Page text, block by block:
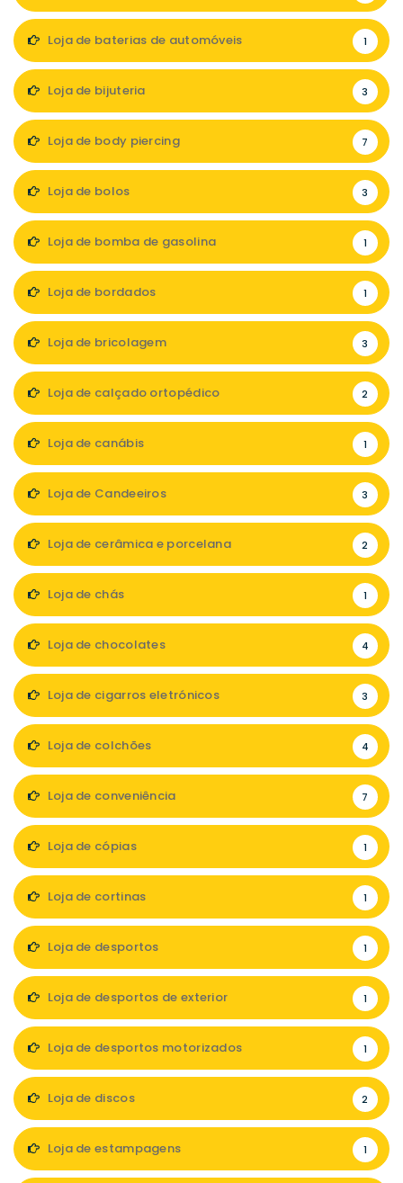
Loja de baterias de automóveis 1
Loja de bijuteria 3
Loja de body piercing 7
Loja de bolos 3
Loja de bomba de gasolina 1
Loja de bordados 1
Loja de bricolagem 3
Loja de calçado ortopédico 2
Loja de canábis 1
Loja de Candeeiros 3
Loja de cerâmica e porcelana 2
Loja de chás 1
Loja de chocolates 4
Loja de cigarros eletrónicos 3
Loja de colchões 4
Loja de conveniência 7
Loja de cópias 1
Loja de cortinas 1
Loja de desportos 1
Loja de desportos de exterior 1
Loja de desportos motorizados 1
Loja de discos 2
Loja de estampagens 1